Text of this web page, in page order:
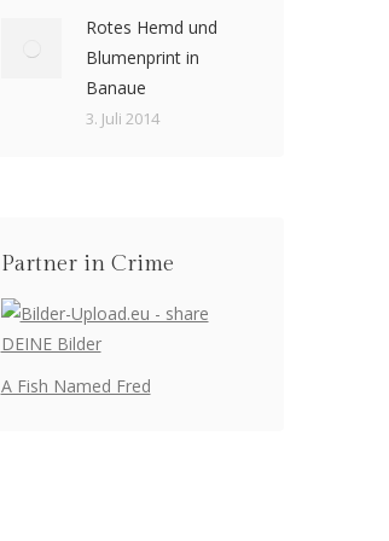
Rotes Hemd und
Blumenprint in
Banaue
3. Juli 2014
Partner in Crime
A Fish Named Fred